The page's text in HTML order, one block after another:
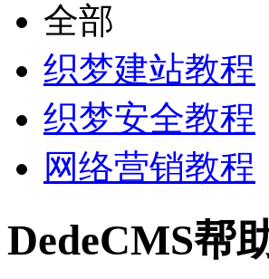
全部
织梦建站教程
织梦安全教程
网络营销教程
DedeCMS帮